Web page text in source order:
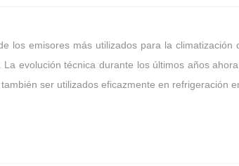
los emisores más utilizados para la climatización
evolución técnica durante los últimos años
ser utilizados eficazmente en refrigeración